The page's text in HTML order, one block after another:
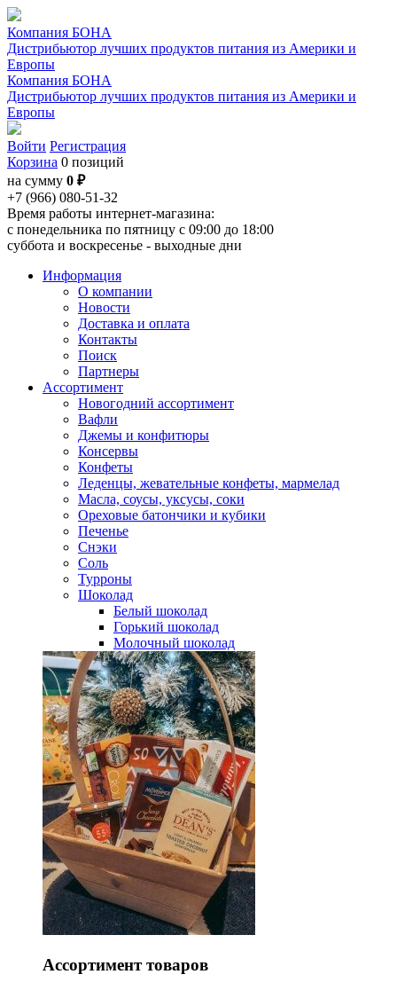
Компания БОНА
Дистрибьютор лучших продуктов питания из Америки и
Европы
Компания БОНА
Дистрибьютор лучших продуктов питания из Америки и
Европы
Войти Регистрация
Корзина 0 позиций
на сумму 0 ₽
+7 (966) 080-51-32
Время работы интернет-магазина:
с понедельника по пятницу с 09:00 до 18:00
суббота и воскресенье - выходные дни
Информация
О компании
Новости
Доставка и оплата
Контакты
Поиск
Партнеры
Ассортимент
Новогодний ассортимент
Вафли
Джемы и конфитюры
Консервы
Конфеты
Леденцы, жевательные конфеты, мармелад
Масла, соусы, уксусы, соки
Ореховые батончики и кубики
Печенье
Снэки
Соль
Турроны
Шоколад
Белый шоколад
Горький шоколад
Молочный шоколад
Ассортимент товаров